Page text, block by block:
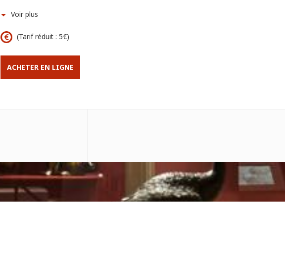
Voir plus
(Tarif réduit : 5€)
ACHETER EN LIGNE